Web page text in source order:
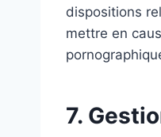
dispositions
mettre en
7.